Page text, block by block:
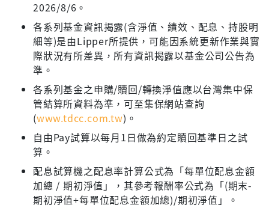
2026/8/6。
各系列基金資訊揭露(含淨值、績效、配息、持股明
細等)是由Lipper所提供，可能因系統更新作業與實
際狀況有所差異，所有資訊揭露以基金公司公告為
準。
各系列基金之申購/贖回/轉換淨值應以台灣集中保
管結算所資料為準，可至集保網站查詢
(www.tdcc.com.tw)。
自由Pay試算以每月1日做為約定贖回基準日之試
算。
配息試算機之配息率計算公式為「每單位配息金額
加總 / 期初淨值」，其參考報酬率公式為「(期末-
期初淨值+每單位配息金額加總)/期初淨值」。